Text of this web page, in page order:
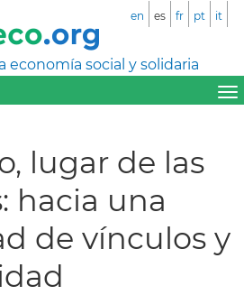
economía social y solidaria
en es fr pt it
lugar de las
hacia una
de vínculos y